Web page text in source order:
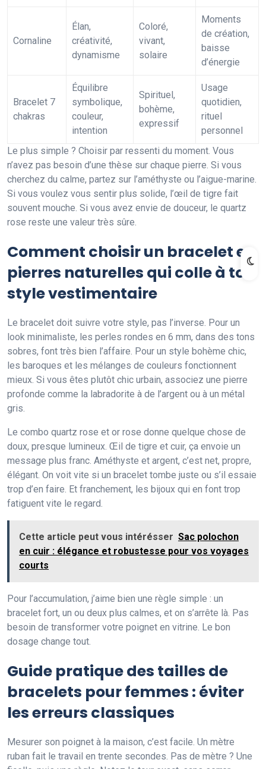
Cornaline
Élan,
créativité,
dynamisme
Coloré,
vivant,
solaire
Moments
de création,
baisse
d’énergie
Bracelet 7
chakras
Équilibre
symbolique,
couleur,
intention
Spirituel,
bohème,
expressif
Usage
quotidien,
rituel
personnel
Le plus simple ? Choisir par ressenti du moment. Vous
n’avez pas besoin d’une thèse sur chaque pierre. Si vous
cherchez du calme, partez sur l’améthyste ou l’aigue-marine.
Si vous voulez vous sentir plus solide, l’œil de tigre fait
souvent mouche. Si vous avez envie de douceur, le quartz
rose reste une valeur très sûre.
Comment choisir un bracelet en
pierres naturelles qui colle à ton
style vestimentaire
Le bracelet doit suivre votre style, pas l’inverse. Pour un
look minimaliste, les perles rondes en 6 mm, dans des tons
sobres, font très bien l’affaire. Pour un style bohème chic,
les baroques et les mélanges de couleurs fonctionnent
mieux. Si vous êtes plutôt chic urbain, associez une pierre
profonde comme la labradorite à de l’argent ou à un métal
gris.
Le combo quartz rose et or rose donne quelque chose de
doux, presque lumineux. Œil de tigre et cuir, ça envoie un
message plus franc. Améthyste et argent, c’est net, propre,
élégant. On voit vite si un bracelet tombe juste ou s’il essaie
trop d’en faire. Et franchement, les bijoux qui en font trop
fatiguent vite le regard.
Cette article peut vous intérésser Sac polochon
en cuir : élégance et robustesse pour vos voyages
courts
Pour l’accumulation, j’aime bien une règle simple : un
bracelet fort, un ou deux plus calmes, et on s’arrête là. Pas
besoin de transformer votre poignet en vitrine. Le bon
dosage change tout.
Guide pratique des tailles de
bracelets pour femmes : éviter
les erreurs classiques
Mesurer son poignet à la maison, c’est facile. Un mètre
ruban fait le travail en trente secondes. Pas de mètre ? Une